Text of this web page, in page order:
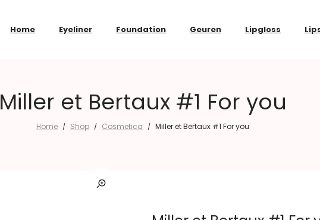
Home Eyeliner Foundation Geuren Lipgloss
Miller et Bertaux #1 For you
Home / Shop / Cosmetica / Miller et Bertaux #1 For you